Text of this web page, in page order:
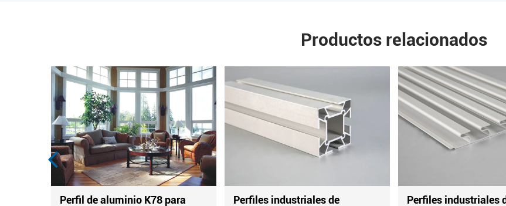
Productos relacionados
Perfiles industriales de
Perfiles industriales de
Perfiles